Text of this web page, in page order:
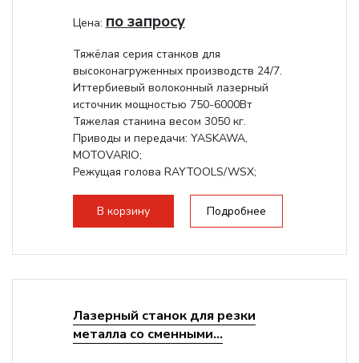
Цена: по запросу
Тяжёлая серия станков для
высоконагруженных производств 24/7.
Иттербиевый волоконный лазерный
источник мощностью 750-6000Вт
Тяжелая станина весом 3050 кг.
Приводы и передачи: YASKAWA,
MOTOVARIO;
Режущая голова RAYTOOLS/WSX;
В корзину Подробнее
Лазерный станок для резки
металла со сменными...